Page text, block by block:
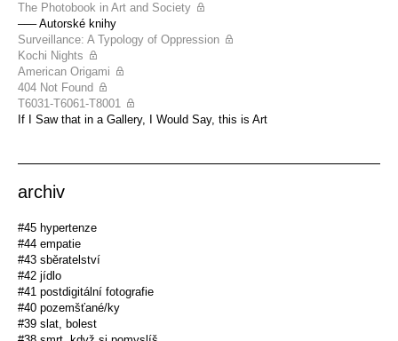
The Photobook in Art and Society
––– Autorské knihy
Surveillance: A Typology of Oppression
Kochi Nights
American Origami
404 Not Found
T6031-T6061-T8001
If I Saw that in a Gallery, I Would Say, this is Art
archiv
#45 hypertenze
#44 empatie
#43 sběratelství
#42 jídlo
#41 postdigitální fotografie
#40 pozemšťané/ky
#39 slat, bolest